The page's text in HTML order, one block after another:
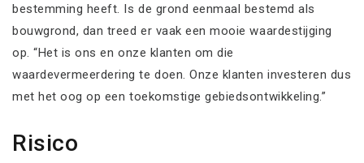
bestemming heeft. Is de grond eenmaal bestemd als
bouwgrond, dan treed er vaak een mooie waardestijging
op. “Het is ons en onze klanten om die
waardevermeerdering te doen. Onze klanten investeren dus
met het oog op een toekomstige gebiedsontwikkeling.”
Risico